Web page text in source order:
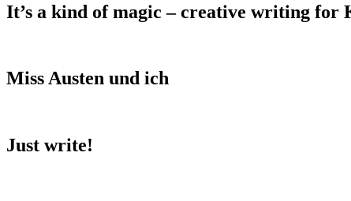
It’s a kind of magic – creative writing for
Miss Austen und ich
Just write!